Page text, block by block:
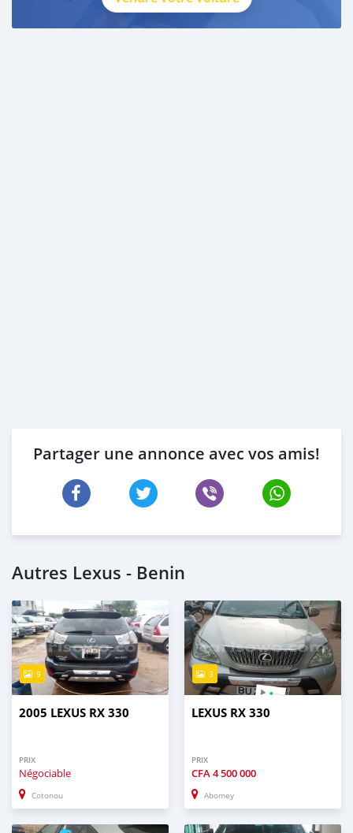
Partager une annonce avec vos amis!
Autres Lexus - Benin
9
2005 LEXUS RX 330
PRIX
Négociable
Cotonou
3
LEXUS RX 330
PRIX
CFA4 500 000
Abomey